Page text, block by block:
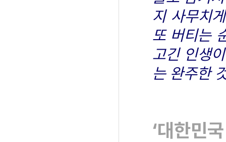
지 사무치
또 버티는
고긴 인생
는 완주한
‘대한민